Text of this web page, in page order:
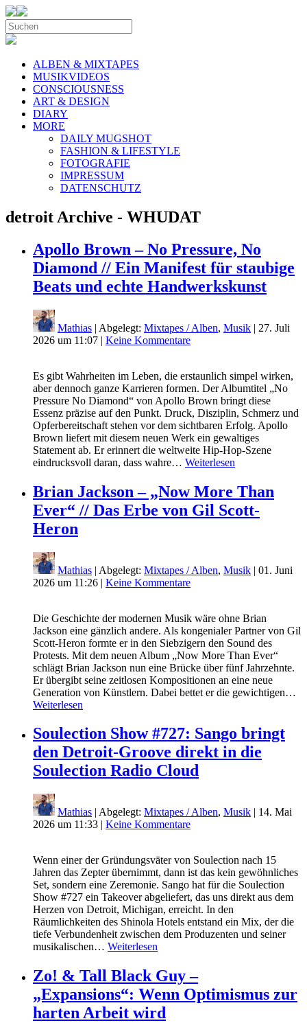
ALBEN & MIXTAPES
MUSIKVIDEOS
CONSCIOUSNESS
ART & DESIGN
DIARY
MORE
DAILY MUGSHOT
FASHION & LIFESTYLE
FOTOGRAFIE
IMPRESSUM
DATENSCHUTZ
detroit Archive - WHUDAT
Apollo Brown – No Pressure, No
Diamond // Ein Manifest für staubige
Beats und echte Handwerkskunst
Mathias | Abgelegt: Mixtapes / Alben, Musik | 27. Juli
2026 um 11:07 | Keine Kommentare
Es gibt Wahrheiten im Leben, die erstaunlich simpel wirken,
aber dennoch ganze Karrieren formen. Der Albumtitel „No
Pressure No Diamond“ von Apollo Brown bringt diese
Essenz präzise auf den Punkt. Druck, Disziplin, Schmerz und
Opferbereitschaft stehen vor dem sichtbaren Erfolg. Apollo
Brown liefert mit diesem neuen Werk ein gewaltiges
Statement ab. Er erinnert die weltweite Hip-Hop-Szene
eindrucksvoll daran, dass wahre… Weiterlesen
Brian Jackson – „Now More Than
Ever“ // Das Erbe von Gil Scott-
Heron
Mathias | Abgelegt: Mixtapes / Alben, Musik | 01. Juni
2026 um 11:26 | Keine Kommentare
Die Geschichte der modernen Musik wäre ohne Brian
Jackson eine gänzlich andere. Als kongenialer Partner von Gil
Scott-Heron formte er in den Siebzigern den Sound des
Protests. Mit dem neuen Album „Now More Than Ever“
schlägt Brian Jackson nun eine Brücke über fünf Jahrzehnte.
Er übergibt seine zeitlosen Kompositionen an eine neue
Generation von Künstlern. Dabei bettet er die gewichtigen…
Weiterlesen
Soulection Show #727: Sango bringt
den Detroit-Groove direkt in die
Soulection Radio Cloud
Mathias | Abgelegt: Mixtapes / Alben, Musik | 14. Mai
2026 um 11:33 | Keine Kommentare
Wenn einer der Gründungsväter von Soulection nach 15
Jahren das Zepter übernimmt, dann ist das kein gewöhnliches
Set, sondern eine Zeremonie. Sango hat für die Soulection
Show #727 ein Takeover abgeliefert, das uns direkt aus dem
Herzen von Detroit, Michigan, erreicht. In den
Räumlichkeiten des Shinola Hotels entstand ein Mix, der die
tiefe Verbundenheit zwischen dem Produzenten und seiner
musikalischen… Weiterlesen
Zo! & Tall Black Guy –
„Expansions“: Wenn Optimismus zur
harten Arbeit wird